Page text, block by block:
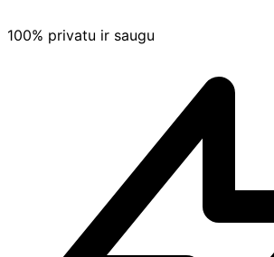
100% privatu ir saugu